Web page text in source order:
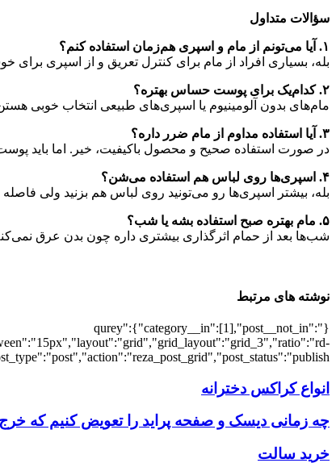
سؤالات متداول
۱. آیا می‌تونم از مام و اسپری هم‌زمان استفاده کنم؟
بله، بسیاری افراد از مام برای کنترل تعریق و از اسپری
۲.کدام‌یک برای پوست حساس بهتره؟
مام‌های بدون آلومینیوم یا اسپری‌های طبیعی انتخاب خوبی
۳. آیا استفاده مداوم از مام ضرر داره؟
در صورت استفاده صحیح و محصول باکیفیت، خیر. اما باید
۴. اسپری‌ها روی لباس هم استفاده می‌شن؟
بله، بیشتر اسپری‌ها رو می‌تونید روی لباس هم بزنید ولی
۵. مام بهتره صبح استفاده بشه یا شب؟
شب‌ها بعد از حمام اثرگذاری بیشتری داره چون بدن عرق
نوشته های مرتبط
{"qurey":{"category__in":[1],"post__not_in":
انواع کراکس دخترانه
چه زمانی دیسک و صفحه پراید را تعویض کنیم که
خرید سالت